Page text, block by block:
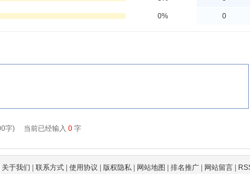
关于我们 | 联系方式| 使用协议 | 版权隐私 | 网站地图 | 排名推广| 网站留言|